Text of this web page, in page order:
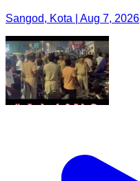
Sangod, Kota | Aug 7, 2026